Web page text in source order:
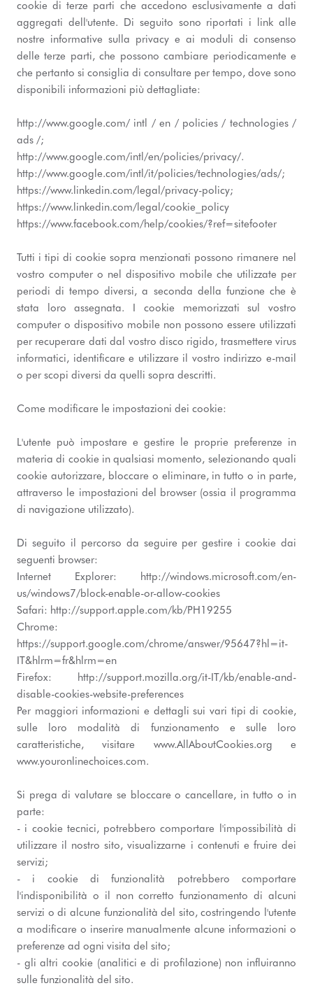
cookie di terze parti che accedono esclusivamente a dati
aggregati dell'utente. Di seguito sono riportati i link alle
nostre informative sulla privacy e ai moduli di consenso
delle terze parti, che possono cambiare periodicamente e
che pertanto si consiglia di consultare per tempo, dove sono
disponibili informazioni più dettagliate:
http://www.google.com/ intl / en / policies / technologies /
ads /;
http://www.google.com/intl/en/policies/privacy/.
http://www.google.com/intl/it/policies/technologies/ads/;
https://www.linkedin.com/legal/privacy-policy;
https://www.linkedin.com/legal/cookie_policy
https://www.facebook.com/help/cookies/?ref=sitefooter
Tutti i tipi di cookie sopra menzionati possono rimanere nel
vostro computer o nel dispositivo mobile che utilizzate per
periodi di tempo diversi, a seconda della funzione che è
stata loro assegnata. I cookie memorizzati sul vostro
computer o dispositivo mobile non possono essere utilizzati
per recuperare dati dal vostro disco rigido, trasmettere virus
informatici, identificare e utilizzare il vostro indirizzo e-mail
o per scopi diversi da quelli sopra descritti.
Come modificare le impostazioni dei cookie:
L'utente può impostare e gestire le proprie preferenze in
materia di cookie in qualsiasi momento, selezionando quali
cookie autorizzare, bloccare o eliminare, in tutto o in parte,
attraverso le impostazioni del browser (ossia il programma
di navigazione utilizzato).
Di seguito il percorso da seguire per gestire i cookie dai
seguenti browser:
Internet Explorer: http://windows.microsoft.com/en-
us/windows7/block-enable-or-allow-cookies
Safari: http://support.apple.com/kb/PH19255
Chrome:
https://support.google.com/chrome/answer/95647?hl=it-
IT&hlrm=fr&hlrm=en
Firefox: http://support.mozilla.org/it-IT/kb/enable-and-
disable-cookies-website-preferences
Per maggiori informazioni e dettagli sui vari tipi di cookie,
sulle loro modalità di funzionamento e sulle loro
caratteristiche, visitare www.AllAboutCookies.org e
www.youronlinechoices.com.
Si prega di valutare se bloccare o cancellare, in tutto o in
parte:
- i cookie tecnici, potrebbero comportare l'impossibilità di
utilizzare il nostro sito, visualizzarne i contenuti e fruire dei
servizi;
- i cookie di funzionalità potrebbero comportare
l'indisponibilità o il non corretto funzionamento di alcuni
servizi o di alcune funzionalità del sito, costringendo l'utente
a modificare o inserire manualmente alcune informazioni o
preferenze ad ogni visita del sito;
- gli altri cookie (analitici e di profilazione) non influiranno
sulle funzionalità del sito.